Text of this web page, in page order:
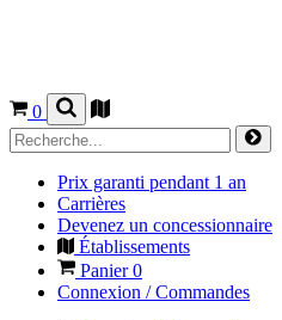
0
Prix garanti pendant 1 an
Carrières
Devenez un concessionnaire
Établissements
Panier0
Connexion / Commandes